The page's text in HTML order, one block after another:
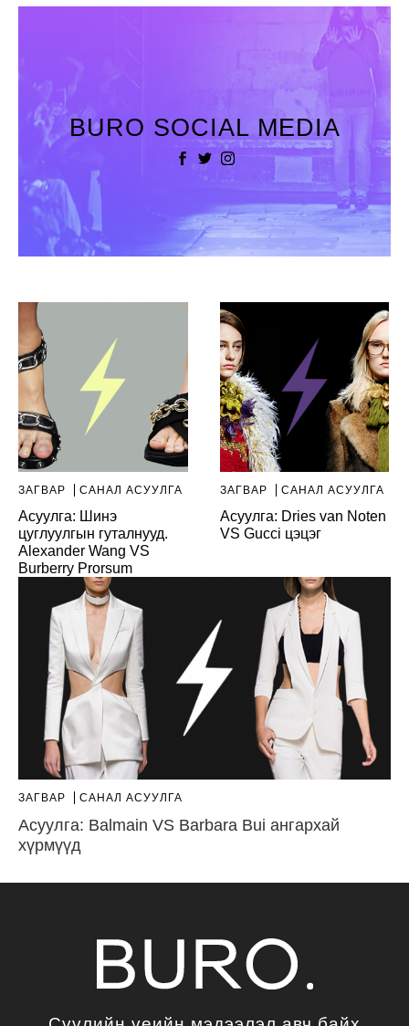
BURO SOCIAL MEDIA
ЗАГВАР САНАЛ АСУУЛГА
Асуулга: Шинэ
цуглуулгын гуталнууд.
Alexander Wang VS
Burberry Prorsum
ЗАГВАР САНАЛ АСУУЛГА
Асуулга: Dries van Noten
VS Gucci цэцэг
ЗАГВАР САНАЛ АСУУЛГА
Асуулга: Balmain VS Barbara Bui ангархай
хүрмүүд